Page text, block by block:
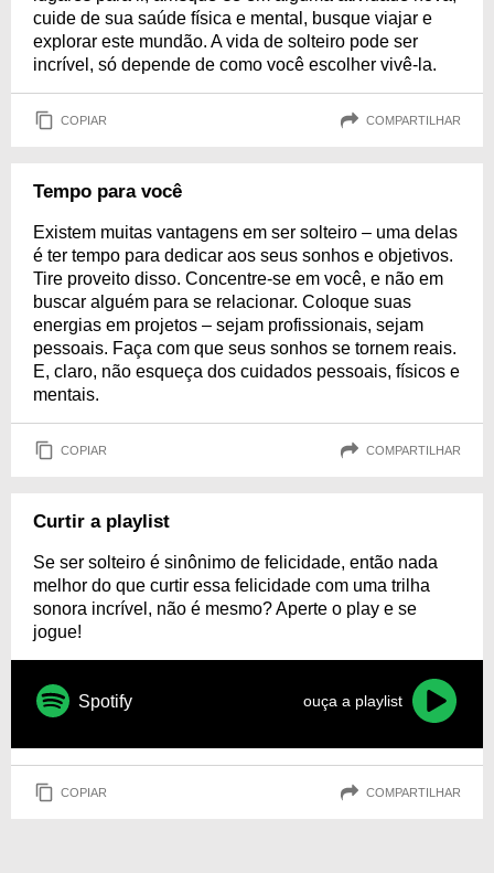
cuide de sua saúde física e mental, busque viajar e
explorar este mundão. A vida de solteiro pode ser
incrível, só depende de como você escolher vivê-la.
COPIAR COMPARTILHAR
Tempo para você
Existem muitas vantagens em ser solteiro – uma delas
é ter tempo para dedicar aos seus sonhos e objetivos.
Tire proveito disso. Concentre-se em você, e não em
buscar alguém para se relacionar. Coloque suas
energias em projetos – sejam profissionais, sejam
pessoais. Faça com que seus sonhos se tornem reais.
E, claro, não esqueça dos cuidados pessoais, físicos e
mentais.
COPIAR COMPARTILHAR
Curtir a playlist
Se ser solteiro é sinônimo de felicidade, então nada
melhor do que curtir essa felicidade com uma trilha
sonora incrível, não é mesmo? Aperte o play e se
jogue!
Spotify ouça a playlist
COPIAR COMPARTILHAR